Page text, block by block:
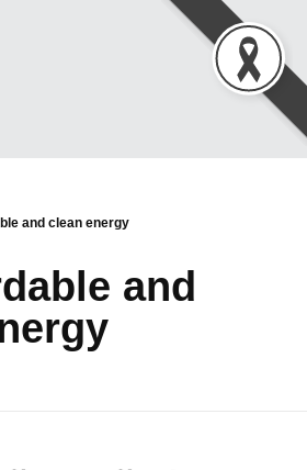
and clean energy
and